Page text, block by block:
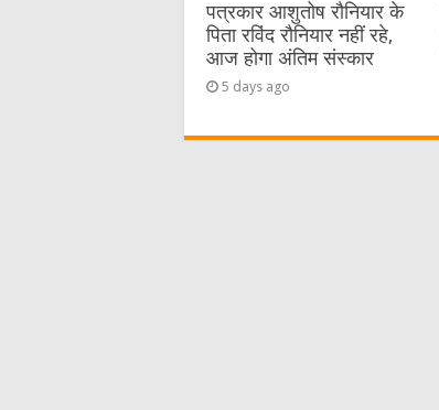
पत्रकार आशुतोष रौनियार के
पिता रविंद रौनियार नहीं रहे,
आज होगा अंतिम संस्कार
5 days ago